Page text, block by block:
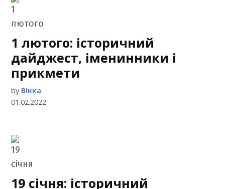
1 лютого: історичний
дайджест, іменинники і
прикмети
by Вікка
01.02.2022
19 січня: історичний